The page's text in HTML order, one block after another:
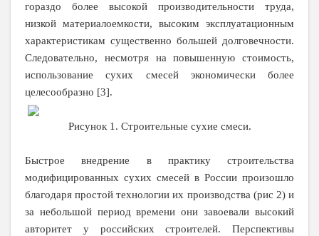
гораздо более высокой производительности труда,
низкой материалоемкости, высоким эксплуатационным
характеристикам существенно большей долговечности.
Следовательно, несмотря на повышенную стоимость,
использование сухих смесей экономически более
целесообразно [3].
Рисунок 1. Строительные сухие смеси.
Быстрое внедрение в практику строительства
модифицированных сухих смесей в России произошло
благодаря простой технологии их производства (рис 2) и
за небольшой период времени они завоевали высокий
авторитет у российских строителей. Перспективы